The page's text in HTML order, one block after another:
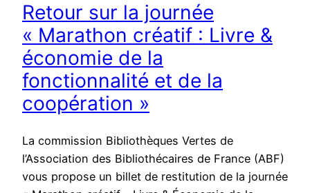
Retour sur la journée
« Marathon créatif : Livre &
économie de la
fonctionnalité et de la
coopération »
La commission Bibliothèques Vertes de
l’Association des Bibliothécaires de France (ABF)
vous propose un billet de restitution de la journée